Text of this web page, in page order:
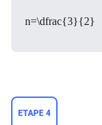
n=\dfrac{3}{2}
ETAPE 4